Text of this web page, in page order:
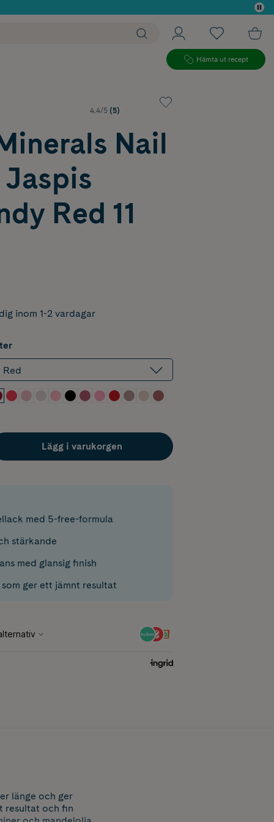
Hämta ut recept
4.4/5 (5)
Nail
Red 11
inom 1-2 vardagar
Red
Lägg i varukorgen
med 5-free-formula
stärkande
med glansig finish
ger ett jämnt resultat
länge och ger
resultat och fin